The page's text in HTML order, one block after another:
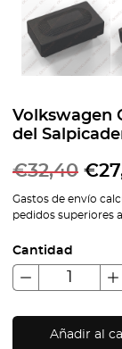
Volkswagen
del
€32,40 €
Gastos de envío
pedidos superiores a
Cantidad
Añadir al